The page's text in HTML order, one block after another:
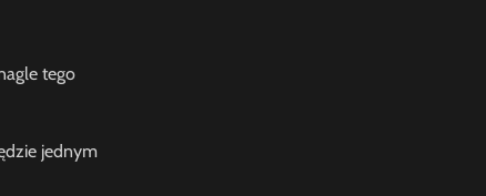
tego
jednym